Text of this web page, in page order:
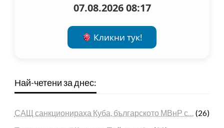
07.08.2026 08:17
Кликни тук!
Най-четени за днес:
САЩ санкционираха Куба, българското МВнР с… (26)